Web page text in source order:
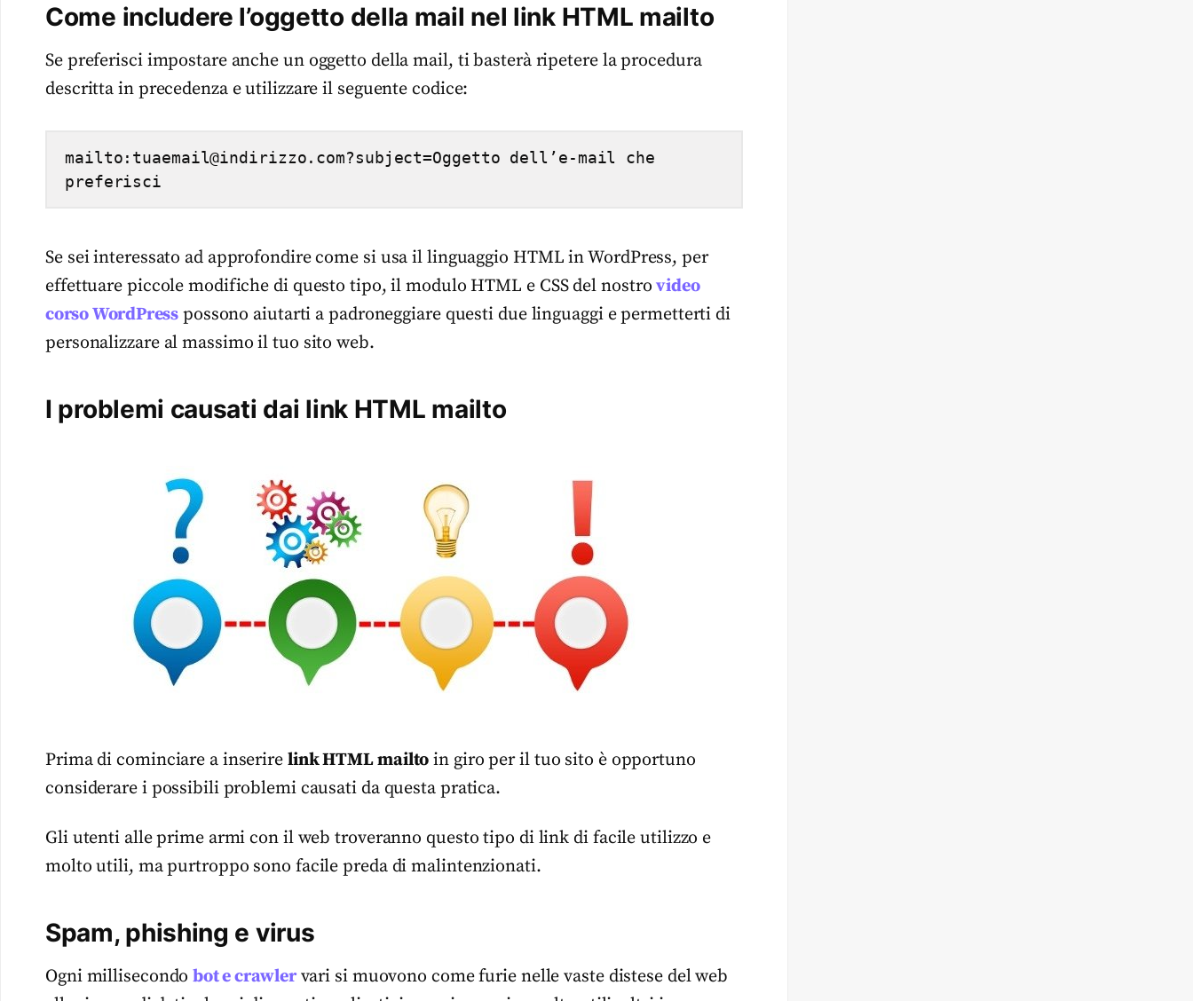
Come includere l’oggetto della mail nel link HTML mailto
Se preferisci impostare anche un oggetto della mail, ti basterà ripetere la procedura
descritta in precedenza e utilizzare il seguente codice:
mailto:tuaemail@indirizzo.com?subject=Oggetto dell’e-mail che
preferisci
Se sei interessato ad approfondire come si usa il linguaggio HTML in WordPress, per
effettuare piccole modifiche di questo tipo, il modulo HTML e CSS del nostrovideo
corso WordPress possono aiutarti a padroneggiare questi due linguaggi e permetterti di
personalizzare al massimo il tuo sito web.
I problemi causati dai link HTML mailto
Prima di cominciare a inserire link HTML mailto in giro per il tuo sito è opportuno
considerare i possibili problemi causati da questa pratica.
Gli utenti alle prime armi con il web troveranno questo tipo di link di facile utilizzo e
molto utili, ma purtroppo sono facile preda di malintenzionati.
Spam, phishing e virus
Ogni millisecondobot e crawlervari si muovono come furie nelle vaste distese del web